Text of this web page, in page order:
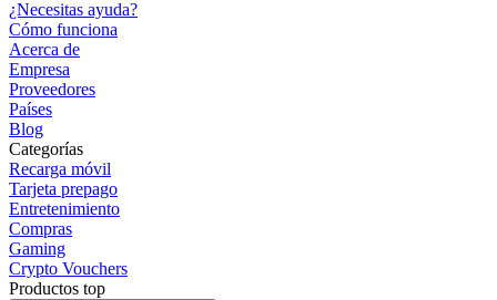
¿Necesitas ayuda?
Cómo funciona
Acerca de
Empresa
Proveedores
Países
Blog
Categorías
Recarga móvil
Tarjeta prepago
Entretenimiento
Compras
Gaming
Crypto Vouchers
Productos top